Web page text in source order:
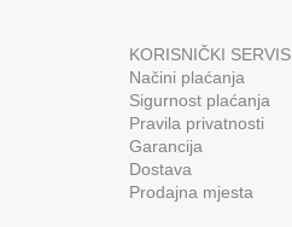
KORISNIČKI SERVIS
Načini plaćanja
Sigurnost plaćanja
Pravila privatnosti
Garancija
Dostava
Prodajna mjesta